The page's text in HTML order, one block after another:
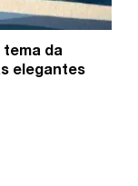
tema da
elegantes